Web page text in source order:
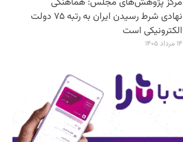
نهادی شرط رسیدن ایران به رتبه ۷۵ دولت
الکترونیکی است
۱۴ مرداد ۱۴۰۵